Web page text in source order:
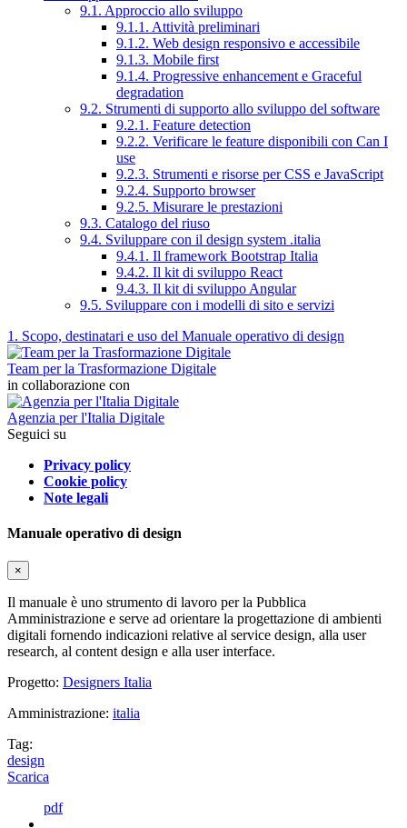
9.1. Approccio allo sviluppo
9.1.1. Attività preliminari
9.1.2. Web design responsivo e accessibile
9.1.3. Mobile first
9.1.4. Progressive enhancement e Graceful
degradation
9.2. Strumenti di supporto allo sviluppo del software
9.2.1. Feature detection
9.2.2. Verificare le feature disponibili con Can I
use
9.2.3. Strumenti e risorse per CSS e JavaScript
9.2.4. Supporto browser
9.2.5. Misurare le prestazioni
9.3. Catalogo del riuso
9.4. Sviluppare con il design system .italia
9.4.1. Il framework Bootstrap Italia
9.4.2. Il kit di sviluppo React
9.4.3. Il kit di sviluppo Angular
9.5. Sviluppare con i modelli di sito e servizi
1. Scopo, destinatari e uso del Manuale operativo di design
Team per la Trasformazione Digitale
in collaborazione con
Agenzia per l'Italia Digitale
Seguici su
Privacy policy
Cookie policy
Note legali
Manuale operativo di design
×
Il manuale è uno strumento di lavoro per la Pubblica
Amministrazione e serve ad orientare la progettazione di ambienti
digitali fornendo indicazioni relative al service design, alla user
research, al content design e alla user interface.
Progetto: Designers Italia
Amministrazione: italia
Tag:
design
Scarica
pdf